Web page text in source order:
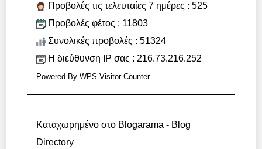
Προβολές τις τελευταίες 7 ημέρες : 525
Προβολές φέτος : 11803
Συνολικές προβολές : 51324
Η διεύθυνση IP σας : 216.73.216.252
Powered ByWPS Visitor Counter
Καταχωρημένο στο Blogarama - Blog
Directory